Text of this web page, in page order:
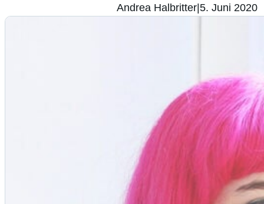
Andrea Halbritter|5. Juni 2020